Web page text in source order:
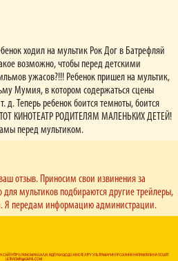
ходил на мультик Рок Дог в Батрефляй
возможно, чтобы перед детскими
ужасов?!!! Ребенок пришел на мультик,
Мумия, в котором содержаться сцены
Теперь ребенок боится темноты, боится
КИНОТЕАТР РОДИТЕЛЯМ МАЛЕНЬКИХ ДЕТЕЙ!
перед мультиком.
отзыв. Приносим свои извинения за
мультиков подбираются другие трейлеры,
Я передам информацию администрации.
HTTPS://KINOMAN.UA/UA. ВІДГУКИ ЩОДО КІНОТЕАТРУ УЛЬТРАМАРИН ПРОХАННЯ НАПРАВЛЯТИ НА ПОШТУ
ULTRADMIN@GMAIL.COM